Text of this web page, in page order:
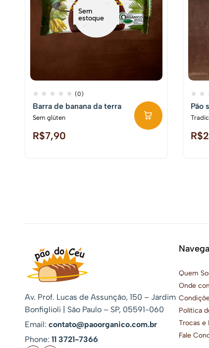
Sem
estoque
(0)
Barra de banana da terra
Sem glúten
R$7,90
Pão
R$
Av. Prof. Lucas de Assunção, 150 – Jardim
Bonfiglioli | São Paulo – SP, 05591-060
Email: contato@paoorganico.com.br
Phone: 11 3721-7366
Quem
Onde
Política
Trocas e
Fale